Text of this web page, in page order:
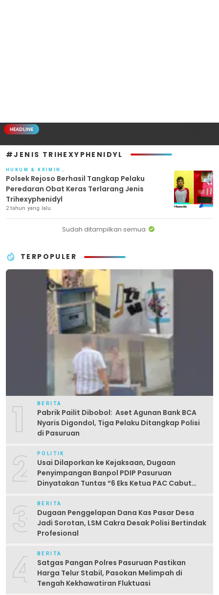
HEADLINE
#JENIS TRIHEXYPHENIDYL
Polsek Rejoso Berhasil Tangkap Pelaku
Peredaran Obat Keras Terlarang Jenis
Trihexyphenidyl
2 tahun yang lalu
Sudah ditampilkan semua
TERPOPULER
1 BERITA
Pabrik Pailit Dibobol: Aset Agunan Bank BCA
Nyaris Digondol, Tiga Pelaku Ditangkap Polisi
di Pasuruan
2 POLITIK
Usai Dilaporkan ke Kejaksaan, Dugaan
Penyimpangan Banpol PDIP Pasuruan
Dinyatakan Tuntas “6 Eks Ketua PAC Cabut
3 BERITA
Dugaan Penggelapan Dana Kas Pasar Desa
Jadi Sorotan, LSM Cakra Desak Polisi Bertindak
Profesional
4 BERITA
Satgas Pangan Polres Pasuruan Pastikan
Harga Telur Stabil, Pasokan Melimpah di
Tengah Kekhawatiran Fluktuasi